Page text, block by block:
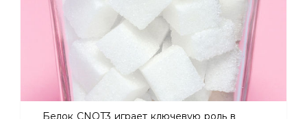
Белок CNOT3 играет ключевую роль в